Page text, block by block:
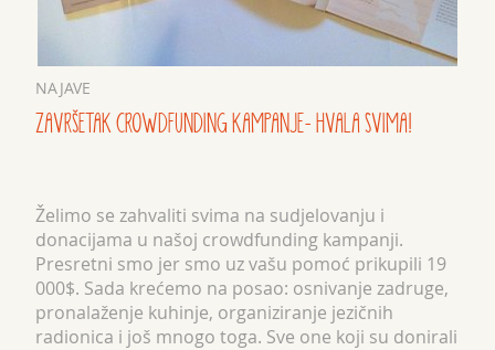
NAJAVE
ZAVRŠETAK CROWDFUNDING KAMPANJE- HVALA SVIMA!
Želimo se zahvaliti svima na sudjelovanju i
donacijama u našoj crowdfunding kampanji.
Presretni smo jer smo uz vašu pomoć prikupili 19
000$. Sada krećemo na posao: osnivanje zadruge,
pronalaženje kuhinje, organiziranje jezičnih
radionica i još mnogo toga. Sve one koji su donirali